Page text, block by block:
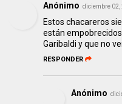
Anónimo diciembre 02,
Estos chacareros
están
Garibaldi y que no
RESPONDER
Anónimo